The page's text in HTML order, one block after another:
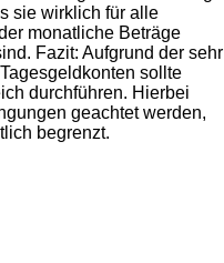
sie wirklich für alle
monatliche Beträge
Fazit: Aufgrund der sehr
sollte
durchführen. Hierbei
geachtet werden,
begrenzt.